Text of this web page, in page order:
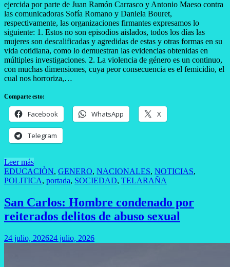
ejercida por parte de Juan Ramón Carrasco y Antonio Maeso contra
las comunicadoras Sofía Romano y Daniela Bouret,
respectivamente, las organizaciones firmantes expresamos lo
siguiente: 1. Estos no son episodios aislados, todos los días las
mujeres son descalificadas y agredidas de estas y otras formas en su
vida cotidiana, como lo demuestran las evidencias obtenidas en
múltiples investigaciones. 2. La violencia de género es un continuo,
con muchas dimensiones, cuya peor consecuencia es el femicidio, el
cual nos horroriza,…
Comparte esto:
Facebook WhatsApp X
Telegram
Leer más
EDUCACIÒN, GENERO, NACIONALES, NOTICIAS,
POLITICA, portada, SOCIEDAD, TELARAÑA
San Carlos: Hombre condenado por
reiterados delitos de abuso sexual
24 julio, 202624 julio, 2026